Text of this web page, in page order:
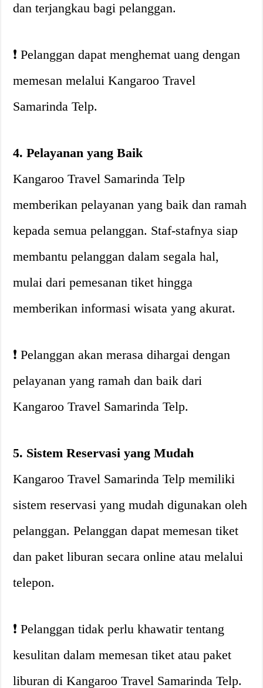
dan terjangkau bagi pelanggan.
❗️ Pelanggan dapat menghemat uang dengan
memesan melalui Kangaroo Travel
Samarinda Telp.
4. Pelayanan yang Baik
Kangaroo Travel Samarinda Telp
memberikan pelayanan yang baik dan ramah
kepada semua pelanggan. Staf-stafnya siap
membantu pelanggan dalam segala hal,
mulai dari pemesanan tiket hingga
memberikan informasi wisata yang akurat.
❗️ Pelanggan akan merasa dihargai dengan
pelayanan yang ramah dan baik dari
Kangaroo Travel Samarinda Telp.
5. Sistem Reservasi yang Mudah
Kangaroo Travel Samarinda Telp memiliki
sistem reservasi yang mudah digunakan oleh
pelanggan. Pelanggan dapat memesan tiket
dan paket liburan secara online atau melalui
telepon.
❗️ Pelanggan tidak perlu khawatir tentang
kesulitan dalam memesan tiket atau paket
liburan di Kangaroo Travel Samarinda Telp.